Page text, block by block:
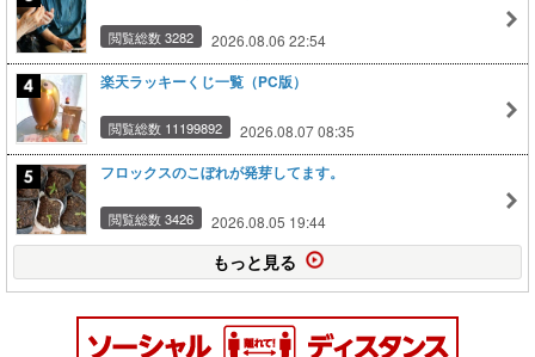
閲覧総数 3282 2026.08.06 22:54
楽天ラッキーくじ一覧（PC版）
閲覧総数 11199892 2026.08.07 08:35
フロックスのこぼれが発芽してます。
閲覧総数 3426 2026.08.05 19:44
もっと見る